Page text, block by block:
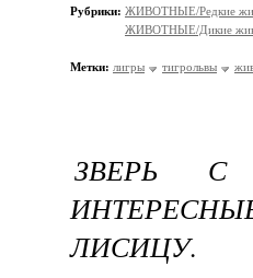
Рубрики: ЖИВОТНЫЕ/Редкие
ЖИВОТНЫЕ/Дикие
Метки: лигры тигрольвы
ЗВЕРЬ С
ЛИСИЦУ.